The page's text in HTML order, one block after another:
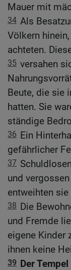
Mauer mit
34 Als
Völkern
achteten.
35 versahen
Beute, die sie
hatten. Sie
ständige
36 Ein
gefährlicher
37
und
entweihten
38 Die
und Fremde
eigene Kinder
ihnen keine
39 Der